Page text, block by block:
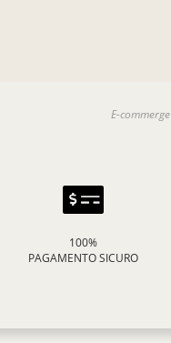
E-
100%
PAGAMENTO SICURO